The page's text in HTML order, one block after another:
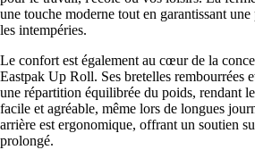
une touche moderne tout en garantissant
les intempéries.
Le confort est également au cœur de la
Eastpak Up Roll. Ses bretelles rembourrées
une répartition équilibrée du poids, rendant
facile et agréable, même lors de longues
arrière est ergonomique, offrant un soutien
prolongé.